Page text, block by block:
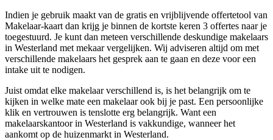
Indien je gebruik maakt van de gratis en vrijblijvende offertetool van
Makelaar-kaart dan krijg je binnen de kortste keren 3 offertes naar je
toegestuurd. Je kunt dan meteen verschillende deskundige makelaars
in Westerland met mekaar vergelijken. Wij adviseren altijd om met
verschillende makelaars het gesprek aan te gaan en deze voor een
intake uit te nodigen.
Juist omdat elke makelaar verschillend is, is het belangrijk om te
kijken in welke mate een makelaar ook bij je past. Een persoonlijke
klik en vertrouwen is tenslotte erg belangrijk. Want een
makelaarskantoor in Westerland is vakkundige, wanneer het
aankomt op de huizenmarkt in Westerland.